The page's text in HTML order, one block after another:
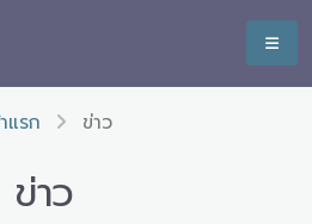
แรก ข่าว
ข่าว